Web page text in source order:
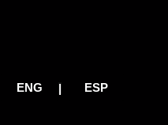
ENG | ESP